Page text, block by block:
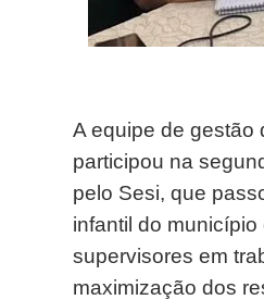
A equipe de gestão
participou na
pelo Sesi, que
infantil do
supervisores em
maximização dos